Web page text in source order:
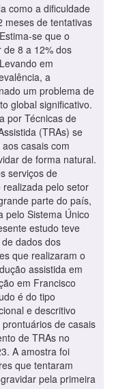
como a dificuldade
meses de tentativas
se que o
de 8 a 12% dos
em
a
um problema de
global significativo.
por Técnicas de
(TRAs) se
casais com
de forma natural.
serviços de
pelo setor
parte do país,
pelo Sistema Único
estudo teve
dados dos
que realizaram o
assistida em
em Francisco
é do tipo
e descritivo
de casais
de TRAs no
A amostra foi
que tentaram
pela primeira